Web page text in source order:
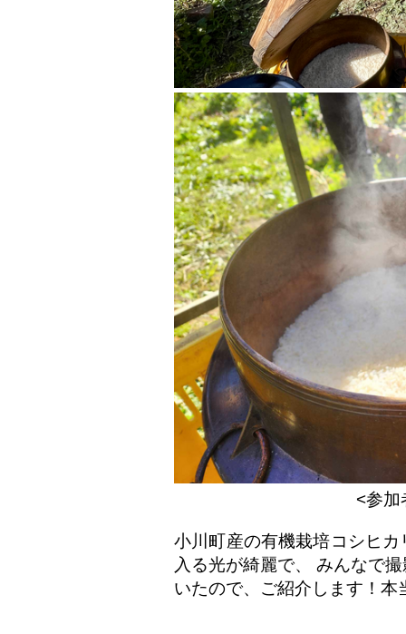
<参加
小川町産の有機栽培コシヒ
入る光が綺麗で、 みんなで
いたので、ご紹介します！